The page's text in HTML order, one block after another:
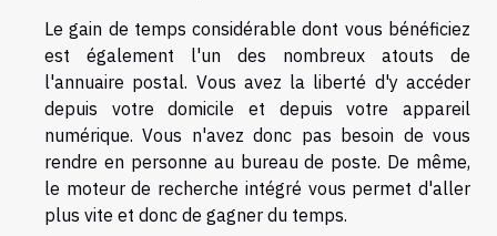
Le gain de temps considérable dont vous bénéficiez
est également l'un des nombreux atouts de
l'annuaire postal. Vous avez la liberté d'y accéder
depuis votre domicile et depuis votre appareil
numérique. Vous n'avez donc pas besoin de vous
rendre en personne au bureau de poste. De même,
le moteur de recherche intégré vous permet d'aller
plus vite et donc de gagner du temps.